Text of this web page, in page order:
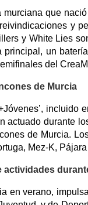
murciana que
y
y White Lies
principal, un
del
de Murcia
incluido
actuado durante
de Murcia.
Mez-K,
actividades
en verano,